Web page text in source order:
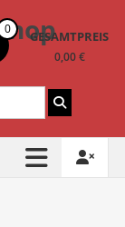
0 GESAMTPREIS
0,00 €